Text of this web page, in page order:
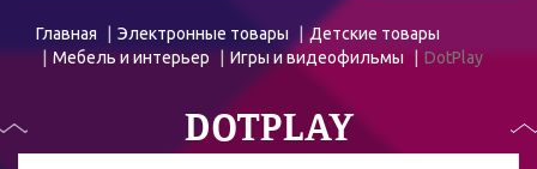
Главная Электронные товары
Детские товары
Мебель и интерьер
Игры и видеофильмы DotPlay
DOTPLAY